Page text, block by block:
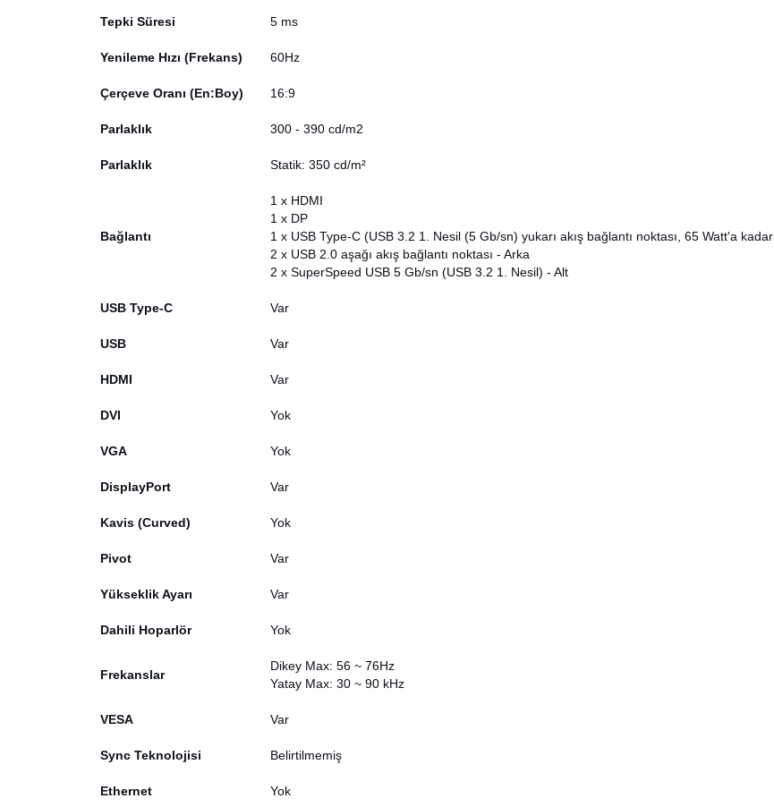
Tepki Süresi 5 ms
Yenileme Hızı (Frekans) 60Hz
Çerçeve Oranı (En:Boy) 16:9
Parlaklık 300 - 390 cd/m2
Parlaklık Statik: 350 cd/m²
Bağlantı
1 x HDMI
1 x DP
1 x USB Type-C (USB 3.2 1. Nesil (5 Gb/sn) yukarı akış bağlantı noktası, 65 Watt'a kadar
2 x USB 2.0 aşağı akış bağlantı noktası - Arka
2 x SuperSpeed USB 5 Gb/sn (USB 3.2 1. Nesil) - Alt
USB Type-C Var
USB Var
HDMI Var
DVI Yok
VGA Yok
DisplayPort Var
Kavis (Curved) Yok
Pivot Var
Yükseklik Ayarı Var
Dahili Hoparlör Yok
Frekanslar
Dikey Max: 56 ~ 76Hz
Yatay Max: 30 ~ 90 kHz
VESA Var
Sync Teknolojisi Belirtilmemiş
Ethernet Yok